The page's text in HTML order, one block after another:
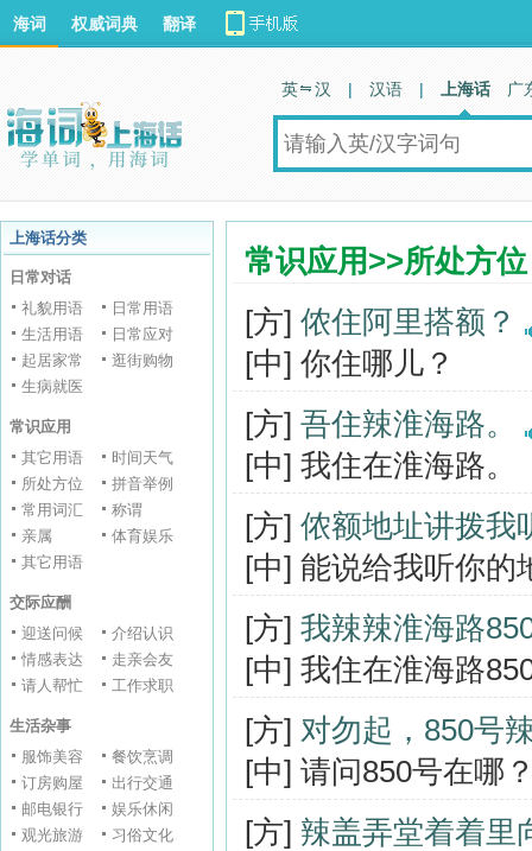
海词 权威词典 翻译
英 汉 | 汉语 | 上海话 广
上海话分类
日常对话
礼貌用语
日常用语
生活用语
日常应对
起居家常
逛街购物
生病就医
常识应用
其它用语
时间天气
所处方位
拼音举例
常用词汇
称谓
亲属
体育娱乐
其它用语
交际应酬
迎送问候
介绍认识
情感表达
走亲会友
请人帮忙
工作求职
生活杂事
服饰美容
餐饮烹调
订房购屋
出行交通
邮电银行
娱乐休闲
观光旅游
习俗文化
常识应用>>所处方位
[方] 侬住阿里搭额？
[中] 你住哪儿？
[方] 吾住辣淮海路。
[中] 我住在淮海路。
[方] 侬额地址讲拨我
[中] 能说给我听你的
[方] 我辣辣淮海路
[中] 我住在淮海路
[方] 对勿起，850号
[中] 请问850号在哪
[方] 辣盖弄堂着着里